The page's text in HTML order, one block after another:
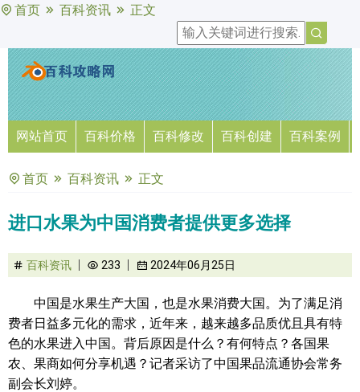
首页 百科资讯 正文
网站首页 百科价格 百科修改 百科创建 百科案例
首页 百科资讯 正文
进口水果为中国消费者提供更多选择
百科资讯 233 2024年06月25日
中国是水果生产大国，也是水果消费大国。为了满足消
费者日益多元化的需求，近年来，越来越多品质优且具有特
色的水果进入中国。背后原因是什么？有何特点？各国果
农、果商如何分享机遇？记者采访了中国果品流通协会常务
副会长刘婷。